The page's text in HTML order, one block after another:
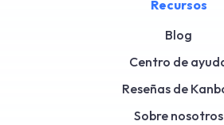
Recursos
Blog
Centro de
Reseñas de
Sobre nosotros